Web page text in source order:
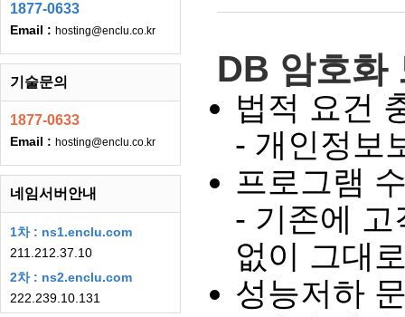
1877-0633
Email : hosting@enclu.co.kr
기술문의
1877-0633
Email : hosting@enclu.co.kr
네임서버안내
1차 : ns1.enclu.com
211.212.37.10
2차 : ns2.enclu.com
222.239.10.131
DB 암호화
법적 요건
- 개인정보
프로그램
- 기존에
없이 그대
성능저하